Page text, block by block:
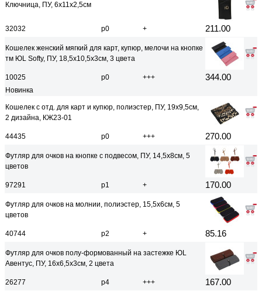
Ключница, ПУ, 6х11х2,5см
32032 р0 + 211.00
Кошелек женский мягкий для карт, купюр, мелочи на кнопке
тм ЮL Softy, ПУ, 18,5х10,5х3см, 3 цвета
10025 р0 +++ 344.00
Новинка
Кошелек с отд. для карт и купюр, полиэстер, ПУ, 19х9,5см,
2 дизайна, КЖ23-01
44435 р0 +++ 270.00
Футляр для очков на кнопке с подвесом, ПУ, 14,5х8см, 5
цветов
97291 р1 + 170.00
Футляр для очков на молнии, полиэстер, 15,5х6см, 5
цветов
40744 р2 + 85.16
Футляр для очков полу-формованный на застежке ЮL
Авентус, ПУ, 16х6,5х3см, 2 цвета
26277 р4 +++ 167.00